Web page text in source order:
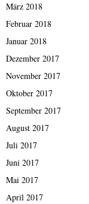
März 2018
Februar 2018
Januar 2018
Dezember 2017
November 2017
Oktober 2017
September 2017
August 2017
Juli 2017
Juni 2017
Mai 2017
April 2017